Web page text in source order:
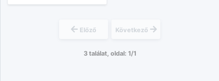
Előző Következő
3 találat, oldal: 1/1